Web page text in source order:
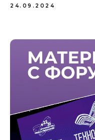
24.09.2024